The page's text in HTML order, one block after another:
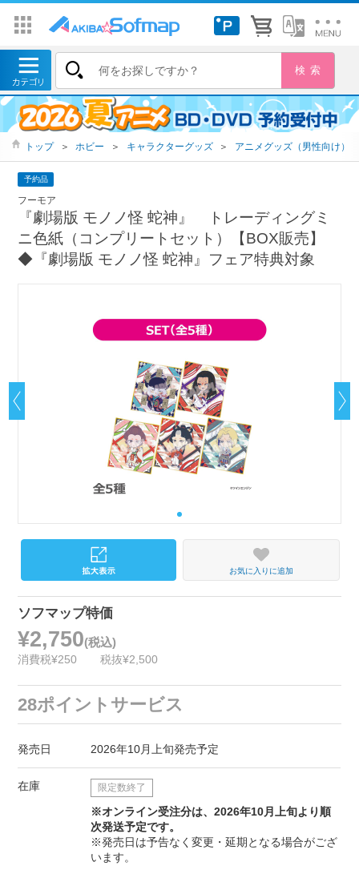
トップ ＞ ホビー ＞ キャラクターグッズ ＞ アニメグッズ（男性向け）
予約品
フーモア
『劇場版 モノノ怪 蛇神』 トレーディングミ
ニ色紙（コンプリートセット）【BOX販売】
◆『劇場版 モノノ怪 蛇神』フェア特典対象
お気に入りに追加
ソフマップ特価
¥2,750(税込)
消費税¥250 税抜¥2,500
28ポイントサービス
発売日 2026年10月上旬発売予定
在庫 限定数終了
※オンライン受注分は、2026年10月上旬より順
次発送予定です。
※発売日は予告なく変更・延期となる場合がござ
います。